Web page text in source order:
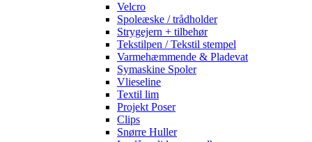
Velcro
Spoleæske / trådholder
Strygejern + tilbehør
Tekstilpen / Tekstil stempel
Varmehæmmende & Pladevat
Symaskine Spoler
Vlieseline
Textil lim
Projekt Poser
Clips
Snørre Huller